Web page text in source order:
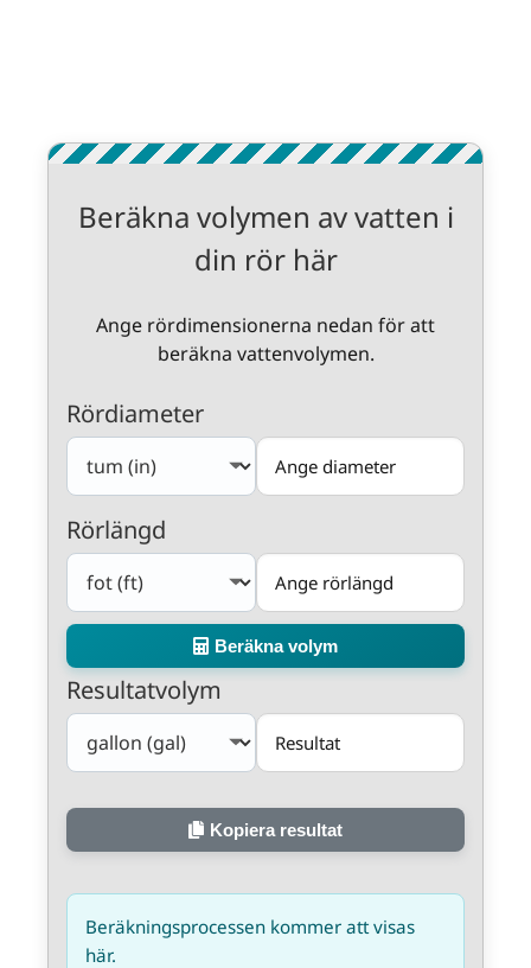
Beräkna volymen av vatten i
din rör här
Ange rördimensionerna nedan för att
beräkna vattenvolymen.
Rördiameter
Rörlängd
Beräkna volym
Resultatvolym
Kopiera resultat
Beräkningsprocessen kommer att visas
här.